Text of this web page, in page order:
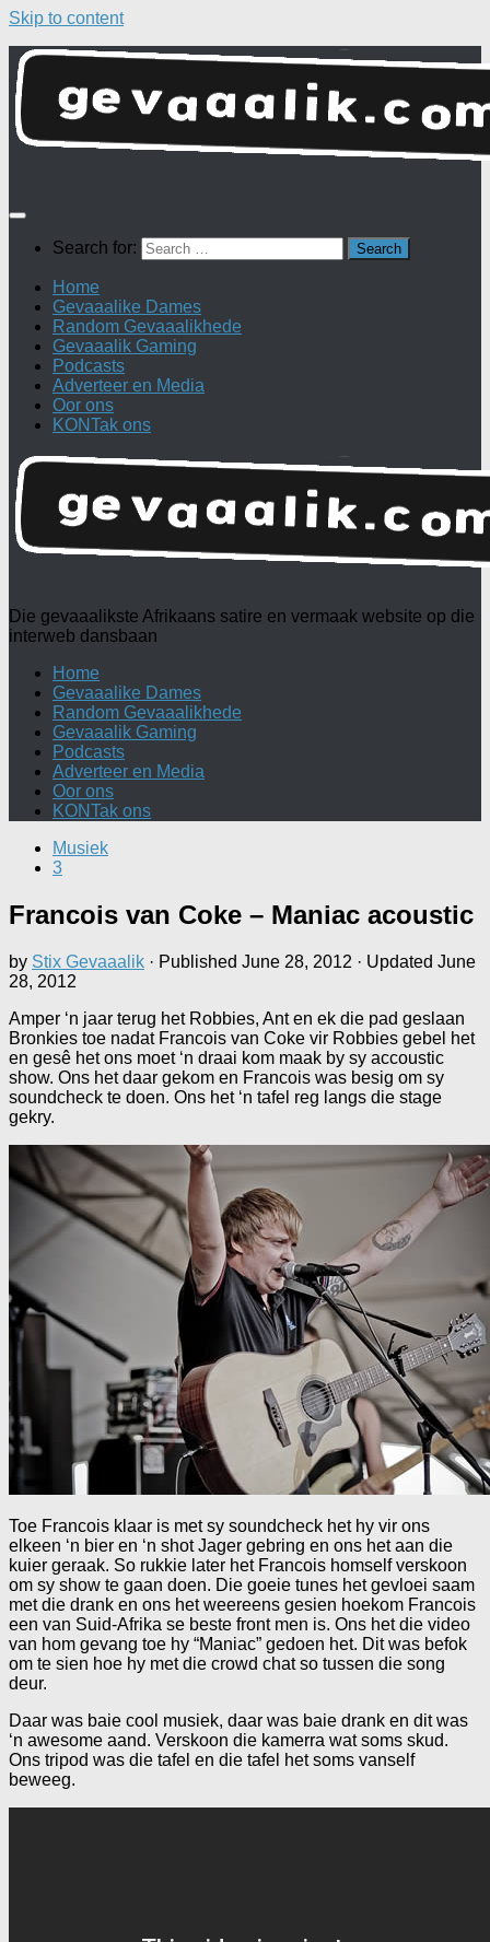
Skip to content
Search for:
Home
Gevaaalike Dames
Random Gevaaalikhede
Gevaaalik Gaming
Podcasts
Adverteer en Media
Oor ons
KONTak ons
Die gevaaalikste Afrikaans satire en vermaak website op die
interweb dansbaan
Home
Gevaaalike Dames
Random Gevaaalikhede
Gevaaalik Gaming
Podcasts
Adverteer en Media
Oor ons
KONTak ons
Musiek
3
Francois van Coke – Maniac acoustic
by Stix Gevaaalik · Published June 28, 2012 · Updated June
28, 2012
Amper ‘n jaar terug het Robbies, Ant en ek die pad geslaan
Bronkies toe nadat Francois van Coke vir Robbies gebel het
en gesê het ons moet ‘n draai kom maak by sy accoustic
show. Ons het daar gekom en Francois was besig om sy
soundcheck te doen. Ons het ‘n tafel reg langs die stage
gekry.
Toe Francois klaar is met sy soundcheck het hy vir ons
elkeen ‘n bier en ‘n shot Jager gebring en ons het aan die
kuier geraak. So rukkie later het Francois homself verskoon
om sy show te gaan doen. Die goeie tunes het gevloei saam
met die drank en ons het weereens gesien hoekom Francois
een van Suid-Afrika se beste front men is. Ons het die video
van hom gevang toe hy “Maniac” gedoen het. Dit was befok
om te sien hoe hy met die crowd chat so tussen die song
deur.
Daar was baie cool musiek, daar was baie drank en dit was
‘n awesome aand. Verskoon die kamerra wat soms skud.
Ons tripod was die tafel en die tafel het soms vanself
beweeg.